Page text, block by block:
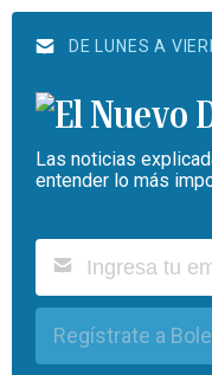
DE LUNES A
Las noticias
entender lo más
Regístrate a